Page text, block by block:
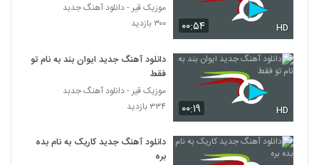
دانلود آهنگ جدید و زیبای علیرضا بیرانوند با
نام دختر من دنیای من
594
افشین آذری آهنگ دلبری
۰۰:۵۴ HD
موزیک قیر - دانلود آهنگ جدبد
۳۰۰ بازدید
۰۰:۱۹ HD
دانلود آهنگ جدید ایوان بند به نام تو
فقط
موزیک قیر - دانلود آهنگ جدبد
۳۳۴ بازدید
دانلود آهنگ جدید کاریک به نام بده
بره